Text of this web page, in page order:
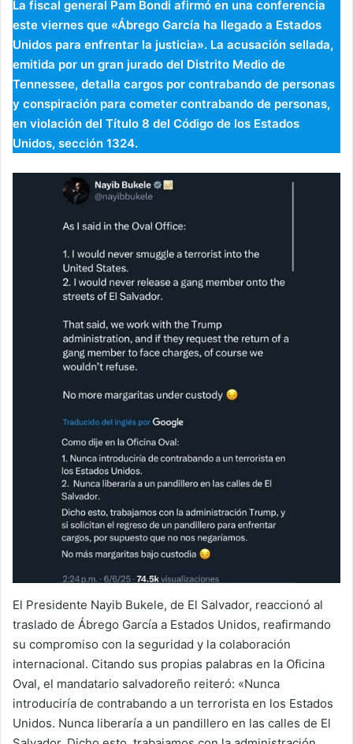
La fiscal general Pam Bondi afirmó en una conferencia
este viernes que «Ábrego García ha llegado a Estados
Unidos para enfrentar la justicia». La acusación sellada,
emitida por un gran jurado del Distrito Medio de
Tennessee, detalla cargos por contrabando de personas
y conspiración para cometer contrabando de personas,
en violación del Título 8 del Código de los Estados
Unidos, sección 1324.
El Presidente Nayib Bukele, de El Salvador, reaccionó al
traslado de Ábrego García a Estados Unidos, reafirmando
su compromiso con la seguridad y la colaboración
internacional. Citando sus propias palabras en la Oficina
Oval, el mandatario salvadoreño reiteró: «Nunca
introduciría de contrabando a un terrorista en los Estados
Unidos. ⁠Nunca liberaría a un pandillero en las calles de El